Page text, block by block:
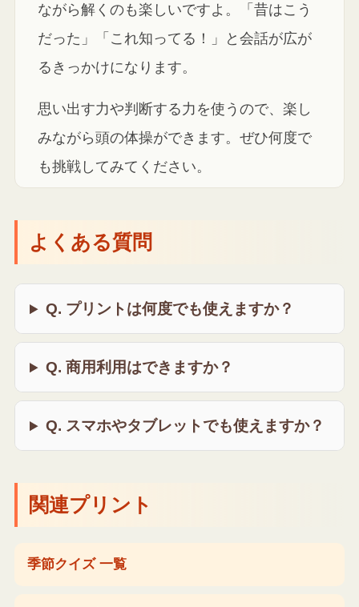
ながら解くのも楽しいですよ。「昔はこう
だった」「これ知ってる！」と会話が広が
るきっかけになります。
思い出す力や判断する力を使うので、楽し
みながら頭の体操ができます。ぜひ何度で
も挑戦してみてください。
よくある質問
Q. プリントは何度でも使えますか？
Q. 商用利用はできますか？
Q. スマホやタブレットでも使えますか？
関連プリント
季節クイズ 一覧